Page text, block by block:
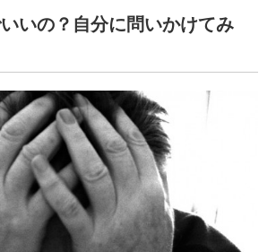
いの？自分に問いかけてみ